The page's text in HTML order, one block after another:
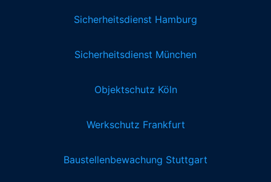
Sicherheitsdienst Hamburg
Sicherheitsdienst München
Objektschutz Köln
Werkschutz Frankfurt
Baustellenbewachung Stuttgart